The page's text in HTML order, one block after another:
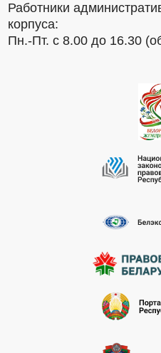
Работники
корпуса:
Пн.-Пт. с 8.00 до 16.30